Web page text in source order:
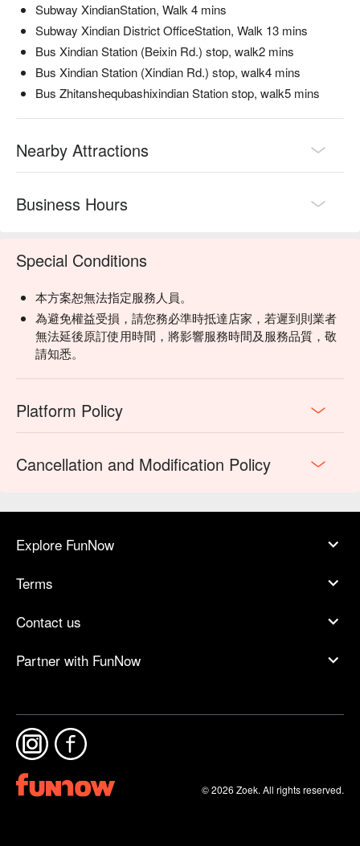
Subway XindianStation, Walk 4 mins
Subway Xindian District OfficeStation, Walk 13 mins
Bus Xindian Station (Beixin Rd.) stop, walk2 mins
Bus Xindian Station (Xindian Rd.) stop, walk4 mins
Bus Zhitanshequbashixindian Station stop, walk5 mins
Nearby Attractions
Business Hours
Special Conditions
本方案恕無法指定服務人員。
為避免權益受損，請您務必準時抵達店家，若遲到則業者
無法延後原訂使用時間，將影響服務時間及服務品質，敬
請知悉。
Platform Policy
Cancellation and Modification Policy
Explore FunNow
Terms
Contact us
Partner with FunNow
© 2026 Zoek. All rights reserved.